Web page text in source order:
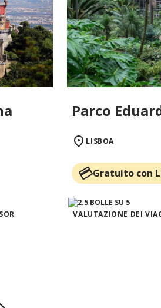
Parco
LISBOA
Gratuito con
VALUTAZIONE DEI